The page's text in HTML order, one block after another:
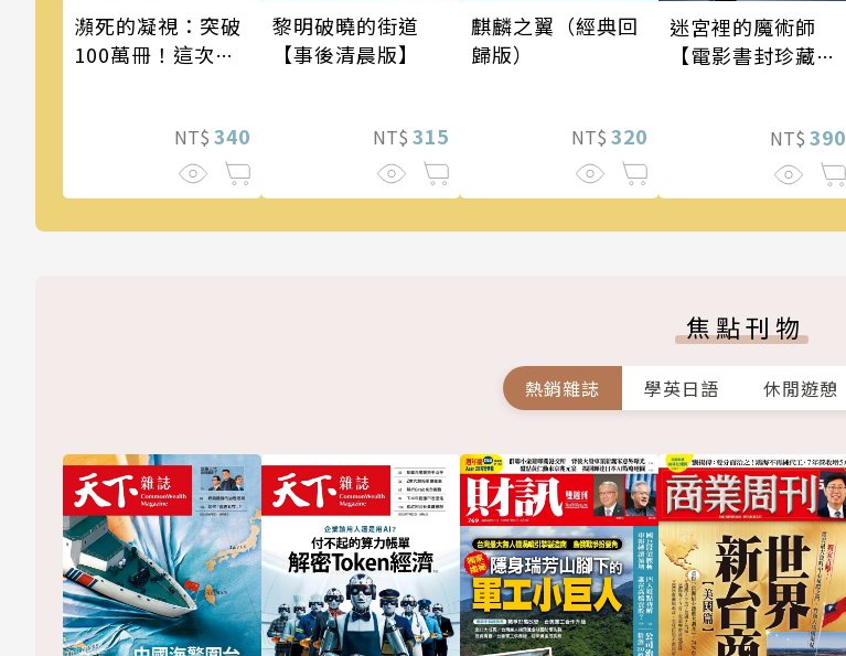
瀕死的凝視：突破
100萬冊！這次的
NT$ 340
黎明破曉的街道
【事後清晨版】
NT$ 315
麒麟之翼（經典回
歸版）
NT$ 320
迷宮裡的魔術師
【電影書封珍藏
NT$ 390
焦點刊物
熱銷雜誌 學英日語 休閒遊憩